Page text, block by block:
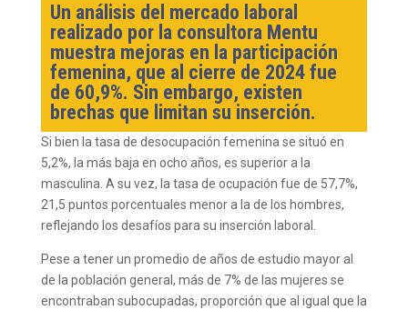
Un análisis del mercado laboral
realizado por la consultora Mentu
muestra mejoras en la participación
femenina, que al cierre de 2024 fue
de 60,9%. Sin embargo, existen
brechas que limitan su inserción.
Si bien la tasa de desocupación femenina se situó en
5,2%, la más baja en ocho años, es superior a la
masculina. A su vez, la tasa de ocupación fue de 57,7%,
21,5 puntos porcentuales menor a la de los hombres,
reflejando los desafíos para su inserción laboral.
Pese a tener un promedio de años de estudio mayor al
de la población general, más de 7% de las mujeres se
encontraban subocupadas, proporción que al igual que la